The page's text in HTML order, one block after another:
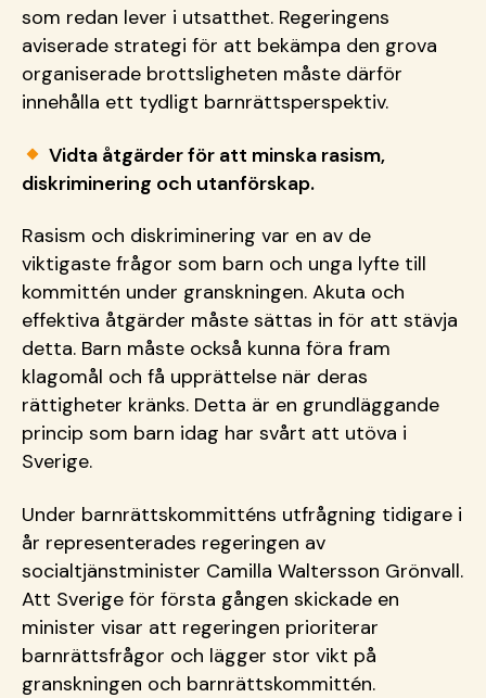
som redan lever i utsatthet. Regeringens
aviserade strategi för att bekämpa den grova
organiserade brottsligheten måste därför
innehålla ett tydligt barnrättsperspektiv.
Vidta åtgärder för att minska rasism,
diskriminering och utanförskap.
Rasism och diskriminering var en av de
viktigaste frågor som barn och unga lyfte till
kommittén under granskningen. Akuta och
effektiva åtgärder måste sättas in för att stävja
detta. Barn måste också kunna föra fram
klagomål och få upprättelse när deras
rättigheter kränks. Detta är en grundläggande
princip som barn idag har svårt att utöva i
Sverige.
Under barnrättskommitténs utfrågning tidigare i
år representerades regeringen av
socialtjänstminister Camilla Waltersson Grönvall.
Att Sverige för första gången skickade en
minister visar att regeringen prioriterar
barnrättsfrågor och lägger stor vikt på
granskningen och barnrättskommittén.